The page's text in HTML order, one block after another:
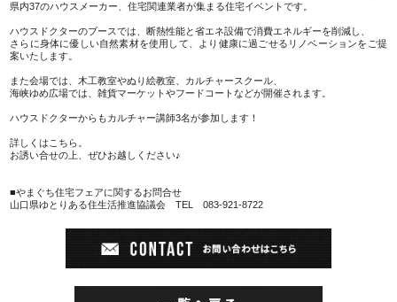
県内37のハウスメーカー、住宅関連業者が集まる住宅イベントです。
ハウスドクターのブースでは、断熱性能と省エネ設備で消費エネルギーを削減し、
さらに身体に優しい自然素材を使用して、より健康に過ごせるリノベーションをご提
案いたします。
また会場では、木工教室やぬり絵教室、カルチャースクール、
海峡ゆめ広場では、雑貨マーケットやフードコートなどが開催されます。
ハウスドクターからもカルチャー講師3名が参加します！
詳しくはこちら。
お誘い合せの上、ぜひお越しください♪
■やまぐち住宅フェアに関するお問合せ
山口県ゆとりある住生活推進協議会 TEL 083-921-8722